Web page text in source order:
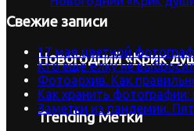
Новогодний «Крик
Trending Метки
Свежие записи
17 мая цветной
Кто ещё ёлку не
Фотоархив. Как
Как хранить
Заметки из пандемии.